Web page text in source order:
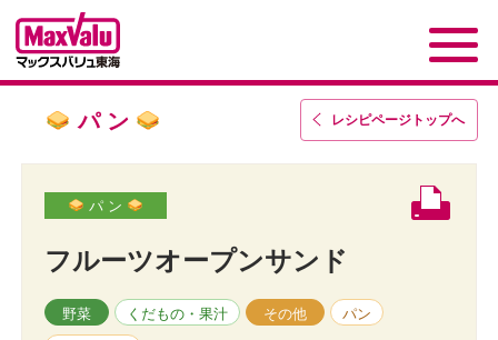
レシピページトップへ
パ ン
パ ン
フルーツオープンサンド
野菜 くだもの・果汁 その他 パン